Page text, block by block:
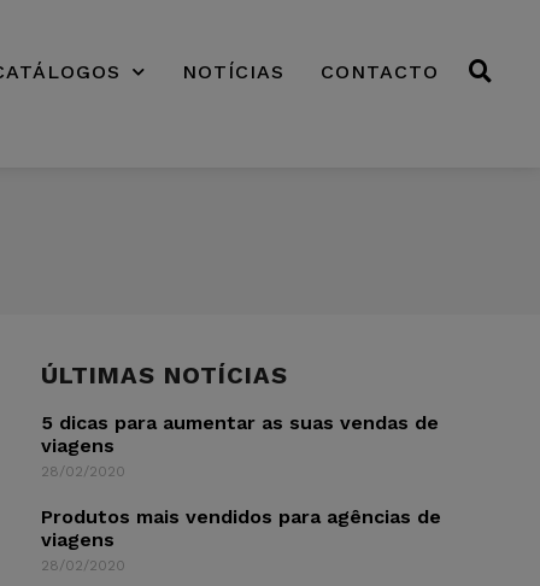
NOTÍCIAS CONTACTO
ÚLTIMAS NOTÍCIAS
5 dicas para aumentar as suas vendas de
viagens
28/02/2020
Produtos mais vendidos para agências de
viagens
28/02/2020